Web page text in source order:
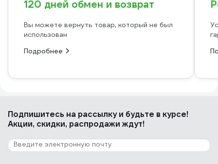
120 дней обмен и возврат
Вы можете вернуть товар, который не был
использован
Подробнее
Подпишитесь на рассылкуи будьте в курсе!
Акции, скидки, распродажи ждут!